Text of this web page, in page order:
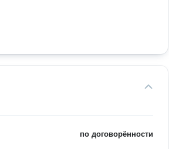
по договорённости